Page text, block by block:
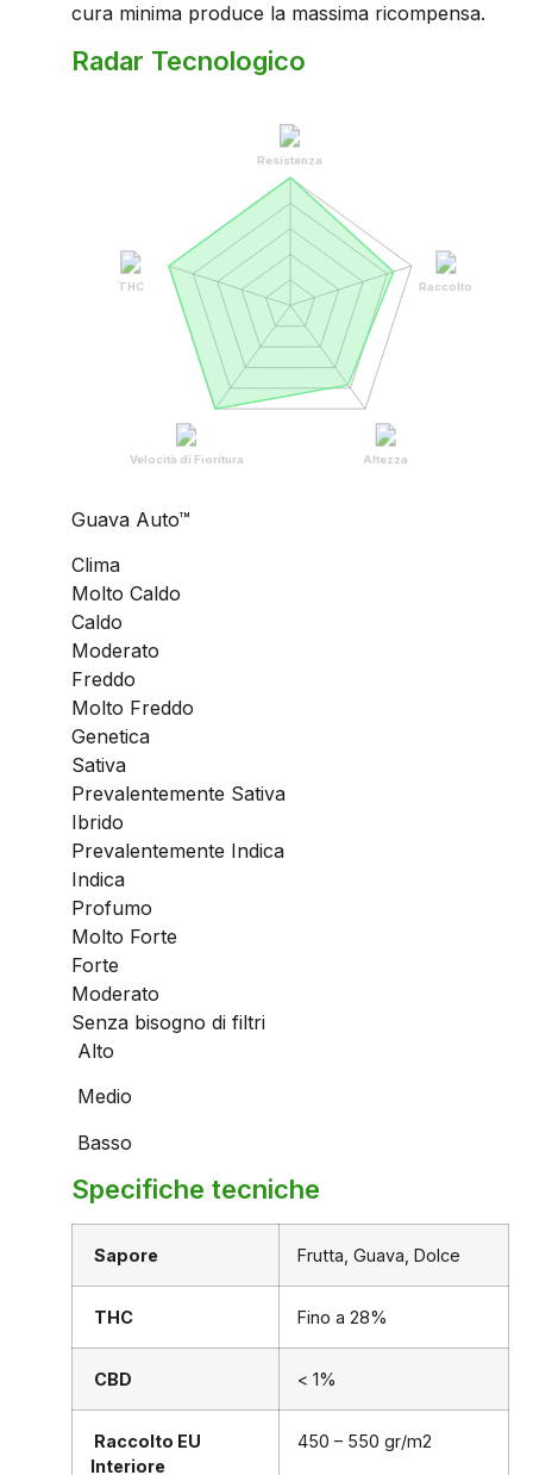
cura minima produce la massima ricompensa.
Radar Tecnologico
Resistenza
THC
Velocità di Fioritura Altezza
Raccolto
Guava Auto™
Clima
Molto Caldo
Caldo
Moderato
Freddo
Molto Freddo
Genetica
Sativa
Prevalentemente Sativa
Ibrido
Prevalentemente Indica
Indica
Profumo
Molto Forte
Forte
Moderato
Senza bisogno di filtri
Alto
Medio
Basso
Specifiche tecniche
Sapore Frutta, Guava, Dolce
THC Fino a 28%
CBD < 1%
Raccolto EU
Interiore
450 – 550 gr/m2